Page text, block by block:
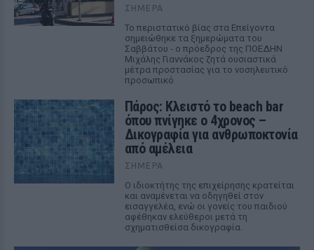
ΣΉΜΕΡΑ
Το περιστατικό βίας στα Επείγοντα
σημειώθηκε τα ξημερώματα του
Σαββάτου - ο πρόεδρος της ΠΟΕΔΗΝ
Μιχάλης Γιαννάκος ζητά ουσιαστικά
μέτρα προστασίας για το νοσηλευτικό
προσωπικό
Πάρος: Κλειστό το beach bar
όπου πνίγηκε ο 4χρονος –
Δικογραφία για ανθρωποκτονία
από αμέλεια
ΣΉΜΕΡΑ
Ο ιδιοκτήτης της επιχείρησης κρατείται
και αναμένεται να οδηγηθεί στον
εισαγγελέα, ενώ οι γονείς του παιδιού
αφέθηκαν ελεύθεροι μετά τη
σχηματισθείσα δικογραφία.